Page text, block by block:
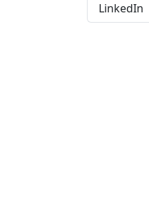
LinkedIn